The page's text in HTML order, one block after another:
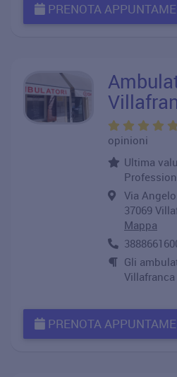
PRENOTA
opinioni
Ultima
Via
37069
Mappa
Gli
Villafranca
PRENOTA